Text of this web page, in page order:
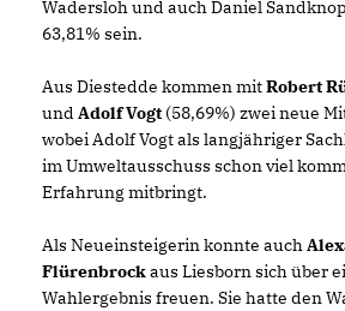
Wadersloh und auch Daniel
63,81% sein.
Aus Diestedde kommen mitRobert
und Adolf Vogt (58,69%) zwei neue
wobei Adolf Vogt als langjähriger
im Umweltausschuss schon viel
Erfahrung mitbringt.
Als Neueinsteigerin konnte auch
Flürenbrockaus Liesborn sich über
Wahlergebnis freuen. Sie hatte den